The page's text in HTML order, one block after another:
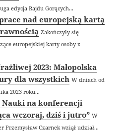
edycja Rajdu Gorących...
nad europejską kartą
Zakończyły się
europejskiej karty osoby z
2023: Małopolska
dla wszystkich W dniach od
2023 roku...
na konferencji
wczoraj, dziś i jutro” W
Czarnek wziął udział...